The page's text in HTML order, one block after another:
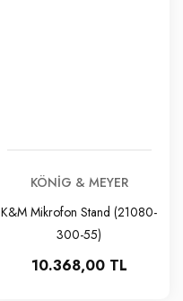
KÖNIG & MEYER
K&M Mikrofon Stand (21080-
300-55)
10.368,00 TL